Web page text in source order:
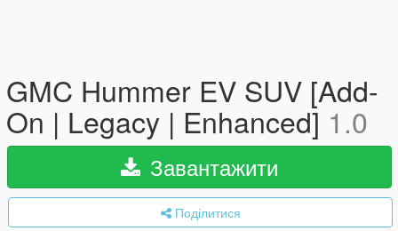
GMC Hummer EV SUV [Add-
On | Legacy | Enhanced] 1.0
Завантажити
Поділитися